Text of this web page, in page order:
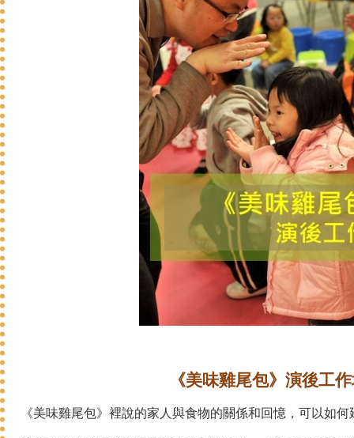
《美味雞尾包》演後工
《美味雞尾包》裡說的家人與食物的關係和回憶，可以如